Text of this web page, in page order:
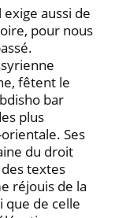
aussi de
pour nous
fêtent le
bar
plus
Ses
du droit
textes
réjouis de la
que de celle